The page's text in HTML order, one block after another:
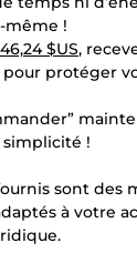
même !
46,24 $US,
pour protéger
!
sont des
à votre